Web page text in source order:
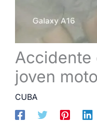
Accidente
joven
CUBA